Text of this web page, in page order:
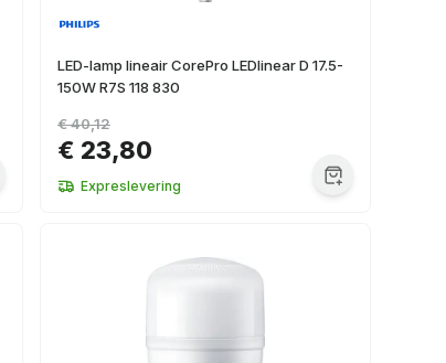
LED-lamp lineair CorePro LEDlinear D 17.5-
150W R7S 118 830
€ 23,80
€ 40,12
Expreslevering